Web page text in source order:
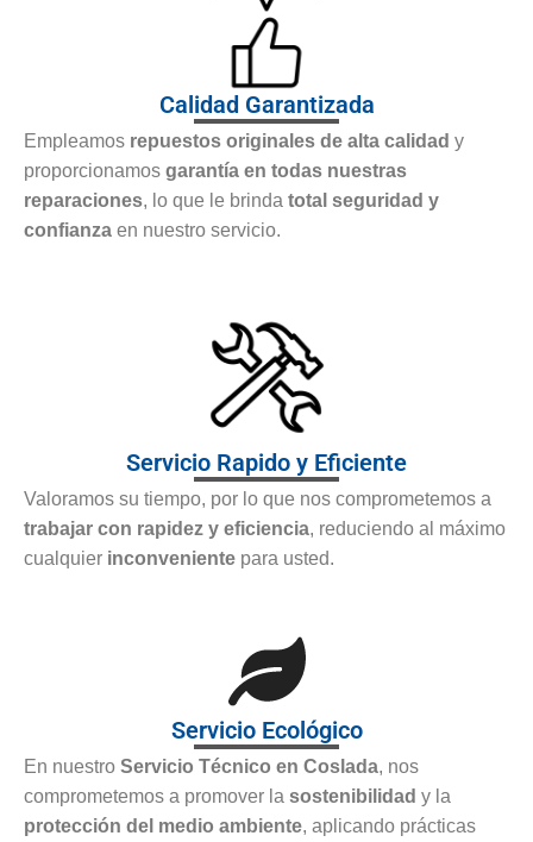
Calidad Garantizada
Empleamos repuestos originales de alta calidad y
proporcionamos garantía en todas nuestras
reparaciones, lo que le brinda total seguridad y
confianza en nuestro servicio.
Servicio Rapido y Eficiente
Valoramos su tiempo, por lo que nos comprometemos a
trabajar con rapidez y eficiencia, reduciendo al máximo
cualquier inconveniente para usted.
Servicio Ecológico
En nuestro Servicio Técnico en Coslada, nos
comprometemos a promover la sostenibilidad y la
protección del medio ambiente, aplicando prácticas